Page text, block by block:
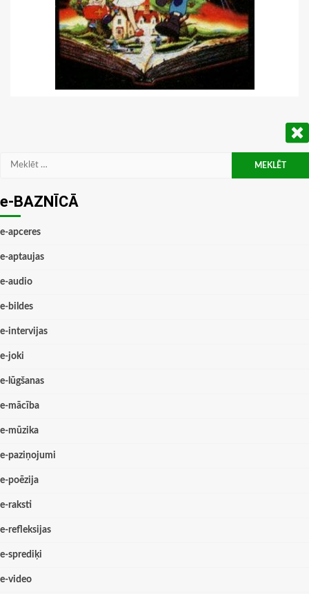
Meklēt:
e-BAZNĪCĀ
e-apceres
e-aptaujas
e-audio
e-bildes
e-intervijas
e-joki
e-lūgšanas
e-mācība
e-mūzika
e-paziņojumi
e-poēzija
e-raksti
e-refleksijas
e-sprediķi
e-video